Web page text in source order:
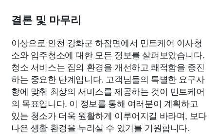
결론 및 마무리
이상으로 인천 강화군 하점면에서 민트케어 이사청
소와 입주청소에 대한 모든 정보를 살펴보았습니다.
청소 서비스는 집의 환경을 개선하고 쾌적함을 증진
하는 중요한 단계입니다. 고객님들의 특별한 요구사
항에 맞춰 최상의 서비스를 제공하는 것이 민트케어
의 목표입니다. 이 정보를 통해 여러분이 계획하고
있는 청소가 더욱 원활하게 이루어지길 바라며, 보다
나은 생활 환경을 누리실 수 있기를 기원합니다.